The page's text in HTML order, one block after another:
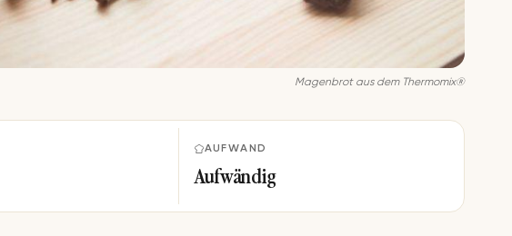
Magenbrot aus dem Thermomix®
AUFWAND
Aufwändig